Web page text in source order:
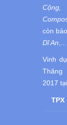
Cộng,
còn
Dĩ An
Vinh
Thăng
2017
TPX